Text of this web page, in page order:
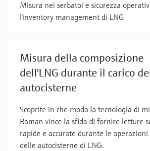
Misura nei serbatoi e sicurezza
l'inventory management di LNG
Misura della composizione
dell'LNG durante il carico
autocisterne
Scoprite in che modo la tecnologia di
Raman vince la sfida di fornire letture
rapide e accurate durante le operazioni
delle autocisterne di LNG.